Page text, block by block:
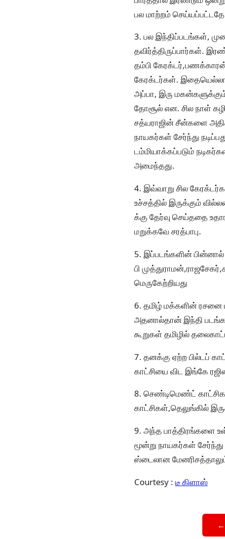
பல மாற்றம்
3. பல இந்திப்படங்கள்,
தவிர்த்திருப்பார்கள்.
தம்பி
கேரக்டர்கள். இதையெல்லாம்
அப்பா, இரு
தோசூல் என. சில நாள்
சத்யராஜின் சீன்களை
நாயகர்கள் சேர்ந்து
டம்மியாக்கப்படும்
அமைந்தது.
4. இவ்வாறு சில
உச்சத்தில் இருக்கும்
க்கு தேர்வு செய்ததை
மறுக்கவே சரத்பாபு.
5. இப்படங்களின்
பி
மெருகேற்றியது
6. தமிழ் மக்களின் ரசனை
அதனால்தான் இந்தி
கூறுகள் தமிழில்
7. தனக்கு ஏற்ற பில்டப்
காட்சியை விட இங்கே
8. செண்டிமெண்ட்
காட்சிகள்,தெலுங்கில்
9. அந்த பாத்திரங்களை
மூன்று நாயகர்கள்
ஸ்டைலான
Courtesy : டீ கிளாஸ்